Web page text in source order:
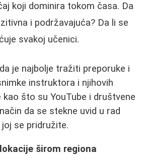
koji dominira tokom časa. Da
i podržavajuća? Da li se
svakoj učenici.
je najbolje tražiti preporuke i
instruktora i njihovih
što su YouTube i društvene
da se stekne uvid u rad
se pridružite.
širom regiona